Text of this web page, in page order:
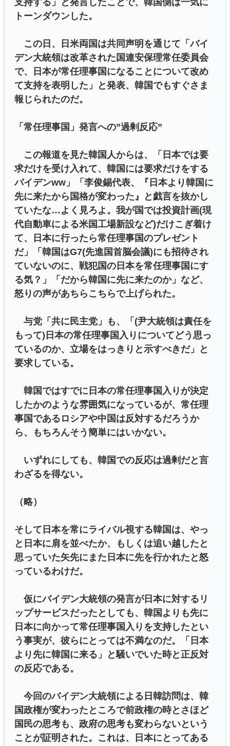
支持する」と発言したことで、韓国側は一気に
トーンダウンした。
この日、日米両国は共同声明を通じて「バイ
デン大統領は改革された国連安保理常任委員会
で、日本が常任理事国になることについて改め
て支持を表明した」と発表、韓国でもすぐさま
報じられたのだ。
「常任理事国」発言への”過剰反応”
この報道を見た韓国人からは、「日本では要
求だけを受け入れて、韓国には要求だけをする
バイデンww」「李俊錫代表、『日本より韓国に
先に来たから国格が変わった』と戯言を抜かし
ていたな…よく見ろよ。我が国では投資計画(現
代自動車による米国工場新設など)だけこぎ着け
て、日本に行ったら常任理事国のプレゼント
だ」「韓国はG7(先進国首脳会議)にも招待され
ていないのに、戦犯国の日本を常任理事国にす
る気？」「だから韓国に先に来たのか」など、
怒りの声があちらこちらで上げられた。
与党「共に民主党」も、「(尹大統領は責任を
もって)日本の常任理事国入りについてどう思っ
ているのか、立場をはっきりと示すべきだ」と
要求している。
韓国ではすでに日本の常任理事国入りが決定
したかのような雰囲気になっているが、常任理
事国であるロシアや中国は反対するだろうか
ら、もちろんそう簡単にはいかない。
いずれにしても、韓国での反応は過剰だと言
わざるを得ない。
（略）
そして日本を常にライバル視する韓国は、やっ
と日本に肩を並べたか、もしくは追い越したと
思っていた矢先にまた日本に先を行かれたと怒
っているわけだ。
仮にバイデン大統領の発言が日本に対するリ
ップサービスだったとしても、韓国よりも先に
日本に向かって常任理事国入りを支持したとい
う事実が、彼らにとっては不満なのだ。「日本
より先に韓国に来る」と騒いでいた時と正反対
の反応である。
今回のバイデン大統領による日韓訪問は、韓
国政権が変わったところで前政権の時とさほど
国民の思考も、政府の思考も変わらないという
ことが証明された。これは、日本にとってある